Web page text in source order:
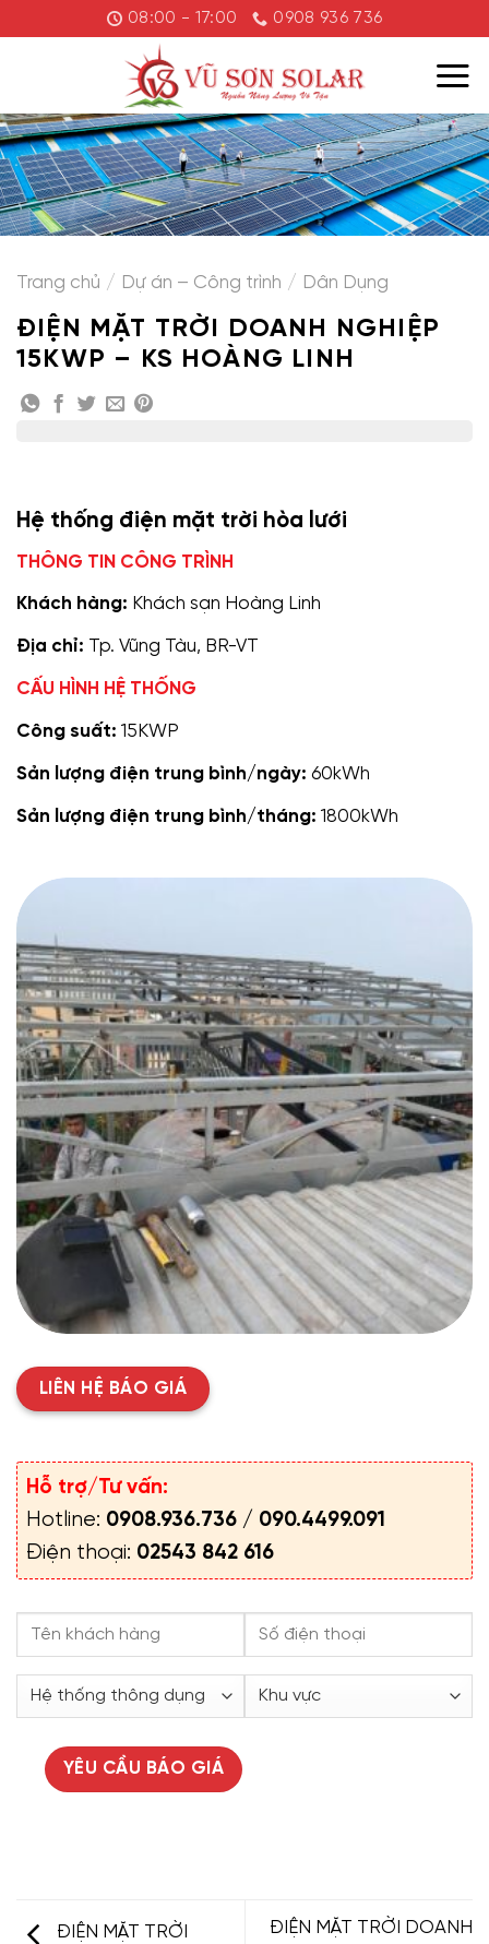
đến
08:00 - 17:00 0908 936 736
Trang chủ / Dự án – Công trình / Dân Dụng
ĐIỆN MẶT TRỜI DOANH NGHIỆP
15KWP – KS HOÀNG LINH
Hệ thống điện mặt trời hòa lưới
THÔNG TIN CÔNG TRÌNH
Khách hàng: Khách sạn Hoàng Linh
Địa chỉ: Tp. Vũng Tàu, BR-VT
CẤU HÌNH HỆ THỐNG
Công suất: 15KWP
Sản lượng điện trung bình/ngày: 60kWh
Sản lượng điện trung bình/tháng: 1800kWh
LIÊN HỆ BÁO GIÁ
Hỗ trợ/Tư vấn:
Hotline: 0908.936.736 / 090.4499.091
Điện thoại: 02543 842 616
ĐIỆN MẶT TRỜI
ĐIỆN MẶT TRỜI DOANH